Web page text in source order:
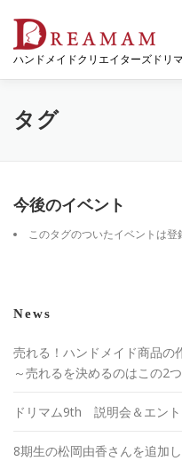
ツ
ハンドメイドクリエイターズドリ
タグ
今後のイベント
このタグのついたイベントは登
News
売れる！ハンドメイド商品の
～売れるを決めるのはこの2
ドリマム9th 説明会＆エント
8期生の松岡由香さんを追加し